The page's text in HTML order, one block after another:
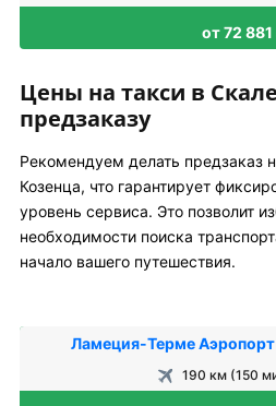
от 72
Цены на такси в
предзаказу
Рекомендуем делать предзаказ
Козенца, что гарантирует
уровень сервиса. Это позволит
необходимости поиска
начало вашего путешествия.
Ламеция-Терме
190 км (150